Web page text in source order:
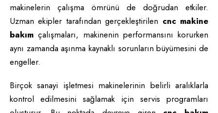
makinelerin çalışma ömrünü de doğrudan etkiler.
Uzman ekipler tarafından gerçekleştirilen cnc makine
bakım çalışmaları, makinenin performansını korurken
aynı zamanda aşınma kaynaklı sorunların büyümesini de
engeller.
Birçok sanayi işletmesi makinelerinin belirli aralıklarla
kontrol edilmesini sağlamak için servis programları